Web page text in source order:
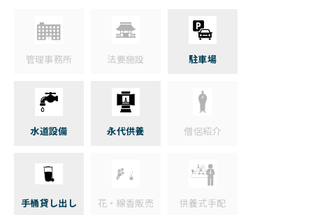
管理事務所 法要施設 駐車場
水道設備 永代供養 僧侶紹介
手桶貸し出し 花・線香販売 供養式手配